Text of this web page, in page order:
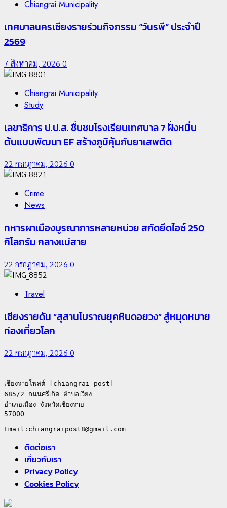
Chiangrai Municipality
เทศบาลนครเชียงรายร่วมกิจกรรม “วันรพี” ประจำปี
2569
7 สิงหาคม, 2026 0
Chiangrai Municipality
Study
เลขาธิการ ป.ป.ส. ชื่นชมโรงเรียนเทศบาล 7 ฝั่งหมิ่น
ต้นแบบพัฒนา EF สร้างภูมิคุ้มกันยาเสพติด
22 กรกฎาคม, 2026 0
Crime
News
ทหารผาเมืองบูรณาการหลายหน่วย สกัดยึดไอซ์ 250
กิโลกรัม กลางแม่สาย
22 กรกฎาคม, 2026 0
Travel
เชียงรายดัน “สุสานโบราณยุคหินดอยวง” สู่หมุดหมาย
ท่องเที่ยวโลก
22 กรกฎาคม, 2026 0
เชียงรายโพสต์ [chiangrai post]
685/2 ถนนศรีเกิด ตำบลเวียง
อำเภอเมือง จังหวัดเชียงราย
57000
ติดต่อเรา
เกี่ยวกับเรา
Privacy Policy
Cookies Policy